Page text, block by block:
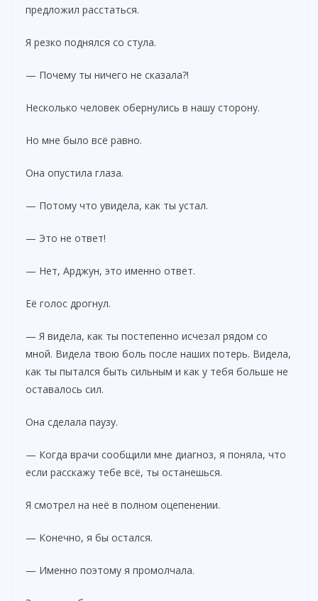
предложил расстаться.
Я резко поднялся со стула.
— Почему ты ничего не сказала?!
Несколько человек обернулись в нашу сторону.
Но мне было всё равно.
Она опустила глаза.
— Потому что увидела, как ты устал.
— Это не ответ!
— Нет, Арджун, это именно ответ.
Её голос дрогнул.
— Я видела, как ты постепенно исчезал рядом со
мной. Видела твою боль после наших потерь. Видела,
как ты пытался быть сильным и как у тебя больше не
оставалось сил.
Она сделала паузу.
— Когда врачи сообщили мне диагноз, я поняла, что
если расскажу тебе всё, ты останешься.
Я смотрел на неё в полном оцепенении.
— Конечно, я бы остался.
— Именно поэтому я промолчала.